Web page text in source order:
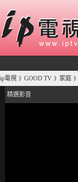
ip電視 》 GOOD TV 》 家庭 》
精選影音